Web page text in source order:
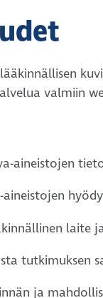
valmiin
aineistojen
laite
tutkimuksen
ja